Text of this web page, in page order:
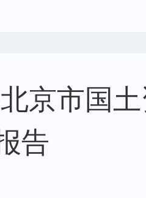
京市国
告